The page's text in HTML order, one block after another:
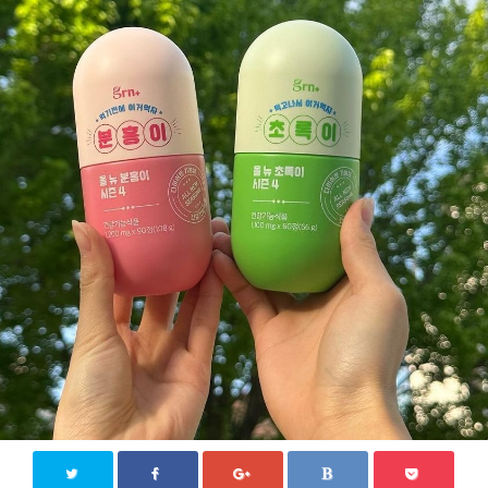
新大久保
その他
お問い合わせ
Close